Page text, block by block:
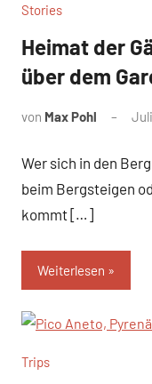
Stories
Heimat der
über dem
von Max Pohl
Wer sich in den
beim Bergsteigen
kommt […]
Weiterlesen
Trips